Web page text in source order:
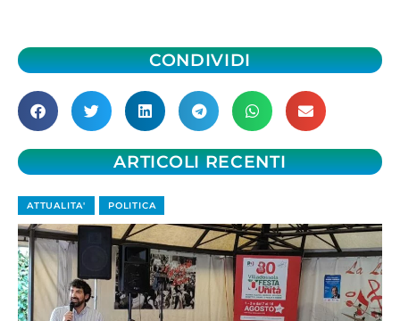
CONDIVIDI
ARTICOLI RECENTI
ATTUALITA' POLITICA